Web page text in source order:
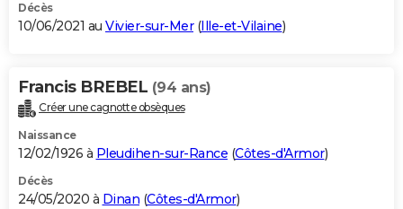
Décès
10/06/2021 au Vivier-sur-Mer(Ille-et-Vilaine)
Francis BREBEL (94 ans)
Créer une cagnotte obsèques
Naissance
12/02/1926 à Pleudihen-sur-Rance (Côtes-d'Armor)
Décès
24/05/2020 à Dinan (Côtes-d'Armor)